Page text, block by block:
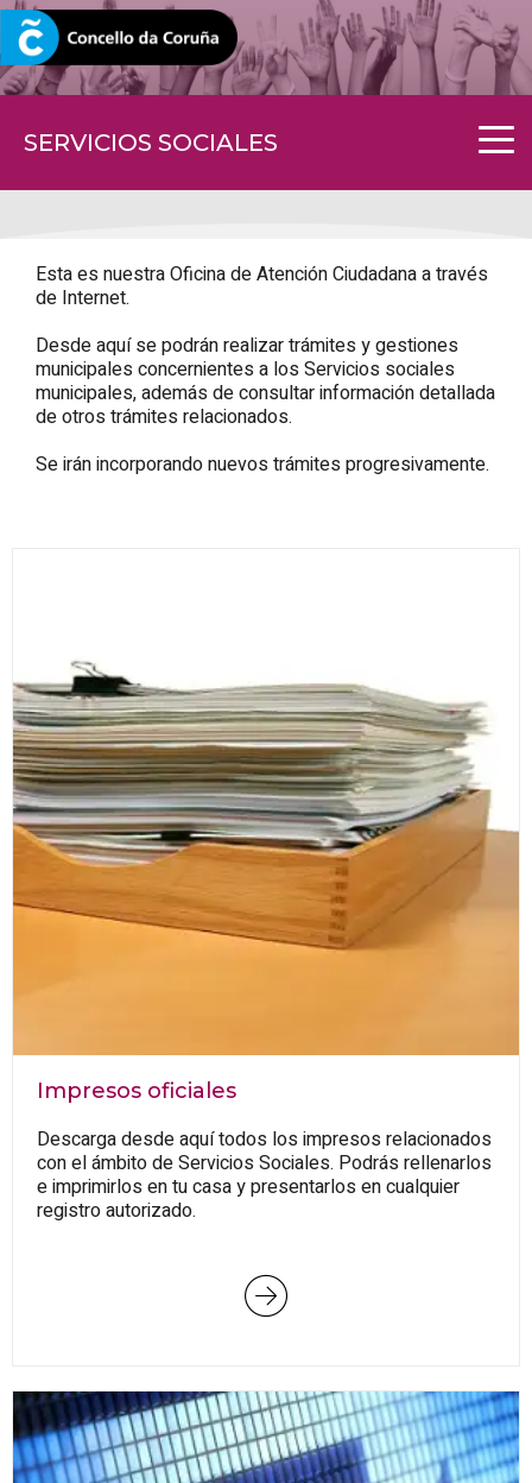
SERVICIOS SOCIALES
CORUNA.GAL
Esta es nuestra Oficina de Atención Ciudadana a través
de Internet.
Desde aquí se podrán realizar trámites y gestiones
municipales concernientes a los Servicios sociales
municipales, además de consultar información detallada
de otros trámites relacionados.
Se irán incorporando nuevos trámites progresivamente.
Impresos oficiales
Descarga desde aquí todos los impresos relacionados
con el ámbito de Servicios Sociales. Podrás rellenarlos
e imprimirlos en tu casa y presentarlos en cualquier
registro autorizado.